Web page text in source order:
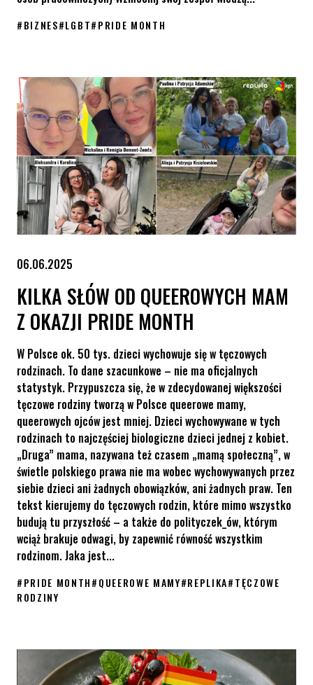
#BIZNES#LGBT#PRIDE MONTH
06.06.2025
KILKA SŁÓW OD QUEEROWYCH MAM
Z OKAZJI PRIDE MONTH
W Polsce ok. 50 tys. dzieci wychowuje się w tęczowych
rodzinach. To dane szacunkowe – nie ma oficjalnych
statystyk. Przypuszcza się, że w zdecydowanej większości
tęczowe rodziny tworzą w Polsce queerowe mamy,
queerowych ojców jest mniej. Dzieci wychowywane w tych
rodzinach to najczęściej biologiczne dzieci jednej z kobiet.
„Druga” mama, nazywana też czasem „mamą społeczną”, w
świetle polskiego prawa nie ma wobec wychowywanych przez
siebie dzieci ani żadnych obowiązków, ani żadnych praw. Ten
tekst kierujemy do tęczowych rodzin, które mimo wszystko
budują tu przyszłość – a także do polityczek_ów, którym
wciąż brakuje odwagi, by zapewnić równość wszystkim
rodzinom. Jaka jest...
#PRIDE MONTH#QUEEROWE MAMY#REPLIKA#TĘCZOWE
RODZINY